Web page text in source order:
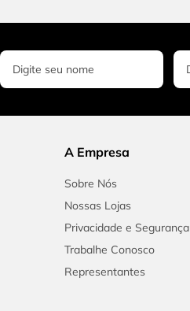
A Empresa
Sobre Nós
Nossas Lojas
Privacidade e Segurança
Trabalhe Conosco
Representantes